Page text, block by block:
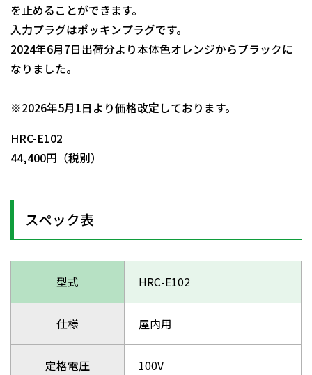
を止めることができます。
入力プラグはポッキンプラグです。
2024年6月7日出荷分より本体色オレンジからブラックに
なりました。
※2026年5月1日より価格改定しております。
HRC-E102
44,400円（税別）
スペック表
型式 HRC-E102
仕様 屋内用
定格電圧 100V